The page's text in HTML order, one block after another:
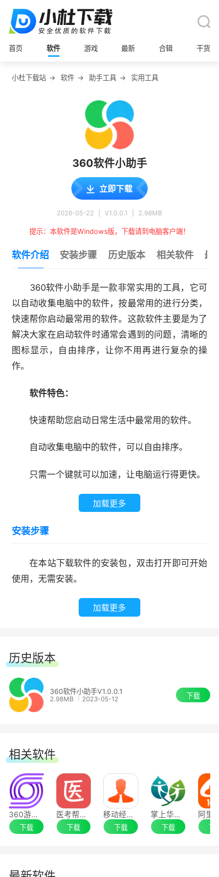
首页 软件 游戏 最新 合辑 干货
小杜下载站 → 软件 → 助手工具 → 实用工具
360软件小助手
立即下载
2026-05-22 V1.0.0.1 2.98MB
提示：本软件是Windows版，下载请到电脑客户端！
软件介绍 安装步骤 历史版本 相关软件 最
360软件小助手是一款非常实用的工具，它可
以自动收集电脑中的软件，按最常用的进行分类，
快速帮你启动最常用的软件。这款软件主要是为了
解决大家在启动软件时通常会遇到的问题，清晰的
图标显示，自由排序，让你不用再进行复杂的操
作。
软件特色：
快速帮助您启动日常生活中最常用的软件。
自动收集电脑中的软件，可以自由排序。
只需一个键就可以加速，让电脑运行得更快。
加载更多
安装步骤
在本站下载软件的安装包，双击打开即可开始
使用，无需安装。
加载更多
历史版本
360软件小助手V1.0.0.1
2.98MB 2023-05-12 下载
相关软件
360游戏浏览器
下载
医考帮应用电脑版
下载
移动经纪人应用电脑版
下载
掌上华医应用电脑版
下载 下